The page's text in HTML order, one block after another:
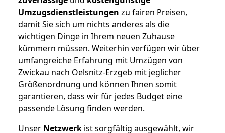
Umzugsdienstleistungen zu fairen Preisen,
damit Sie sich um nichts anderes als die
wichtigen Dinge in Ihrem neuen Zuhause
kümmern müssen. Weiterhin verfügen wir über
umfangreiche Erfahrung mit Umzügen von
Zwickau nach Oelsnitz-Erzgeb mit jeglicher
Größenordnung und können Ihnen somit
garantieren, dass wir für jedes Budget eine
passende Lösung finden werden.
Unser Netzwerk ist sorgfältig ausgewählt, wir